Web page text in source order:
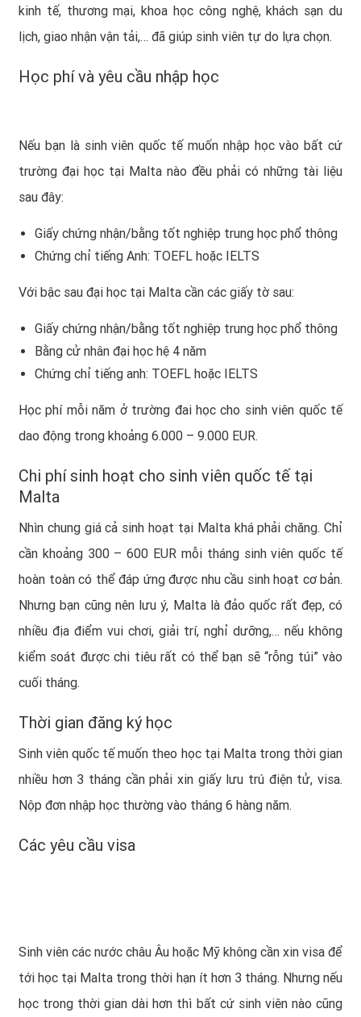
kinh tế, thương mại, khoa học công nghệ, khách sạn du
lịch, giao nhận vận tải,… đã giúp sinh viên tự do lựa chọn.
Học phí và yêu cầu nhập học
Nếu bạn là sinh viên quốc tế muốn nhập học vào bất cứ
trường đại học tại Malta nào đều phải có những tài liệu
sau đây:
Giấy chứng nhận/bằng tốt nghiệp trung học phổ thông
Chứng chỉ tiếng Anh: TOEFL hoặc IELTS
Với bậc sau đại học tại Malta cần các giấy tờ sau:
Giấy chứng nhận/bằng tốt nghiệp trung học phổ thông
Bằng cử nhân đại học hệ 4 năm
Chứng chỉ tiếng anh: TOEFL hoặc IELTS
Học phí mỗi năm ở trường đai học cho sinh viên quốc tế
dao động trong khoảng 6.000 – 9.000 EUR.
Chi phí sinh hoạt cho sinh viên quốc tế tại
Malta
Nhìn chung giá cả sinh hoạt tại Malta khá phải chăng. Chỉ
cần khoảng 300 – 600 EUR mỗi tháng sinh viên quốc tế
hoàn toàn có thể đáp ứng được nhu cầu sinh hoạt cơ bản.
Nhưng bạn cũng nên lưu ý, Malta là đảo quốc rất đẹp, có
nhiều địa điểm vui chơi, giải trí, nghỉ dưỡng,… nếu không
kiểm soát được chi tiêu rất có thể bạn sẽ “rỗng túi” vào
cuối tháng.
Thời gian đăng ký học
Sinh viên quốc tế muốn theo học tại Malta trong thời gian
nhiều hơn 3 tháng cần phải xin giấy lưu trú điện tử, visa.
Nộp đơn nhập học thường vào tháng 6 hàng năm.
Các yêu cầu visa
Sinh viên các nước châu Âu hoặc Mỹ không cần xin visa để
tới học tại Malta trong thời hạn ít hơn 3 tháng. Nhưng nếu
học trong thời gian dài hơn thì bất cứ sinh viên nào cũng